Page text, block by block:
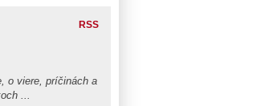
RSS
o viere, príčinách a
...